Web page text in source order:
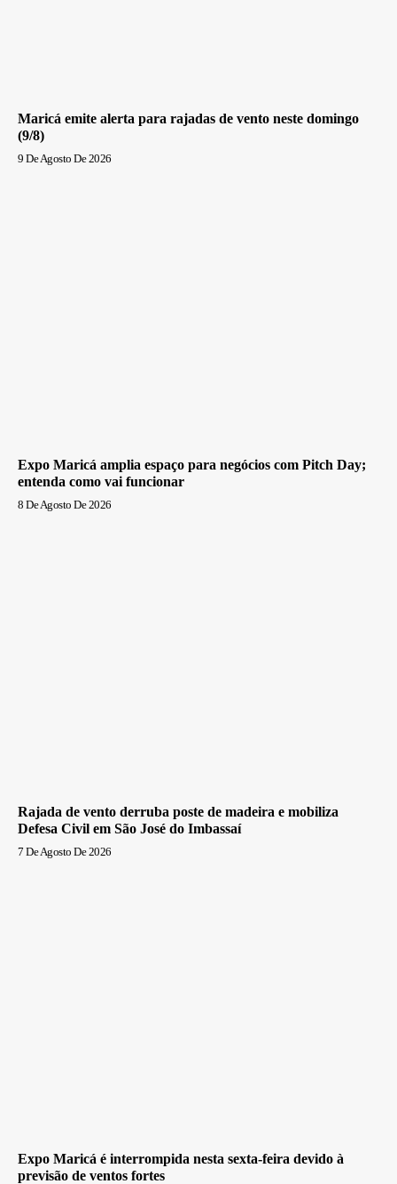
Maricá emite alerta para rajadas de vento neste domingo
(9/8)
9 De Agosto De 2026
Expo Maricá amplia espaço para negócios com Pitch Day;
entenda como vai funcionar
8 De Agosto De 2026
Rajada de vento derruba poste de madeira e mobiliza
Defesa Civil em São José do Imbassaí
7 De Agosto De 2026
Expo Maricá é interrompida nesta sexta-feira devido à
previsão de ventos fortes